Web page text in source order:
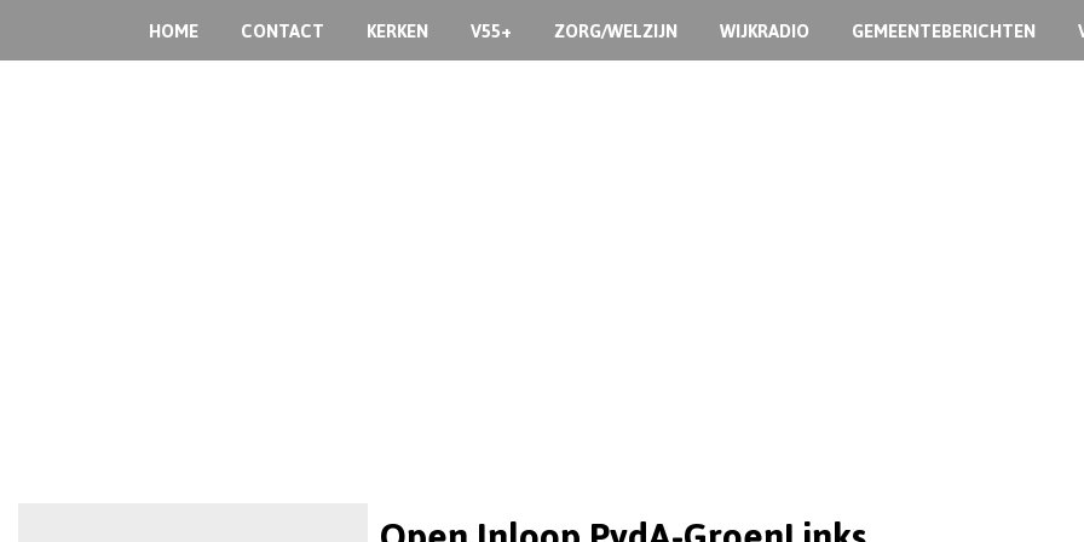
HOME CONTACT KERKEN V55+ ZORG/WELZIJN WIJKRADIO GEMEENTEBERICHTEN